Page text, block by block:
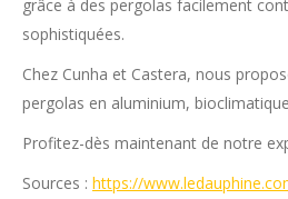
grâce à des pergolas facilement
sophistiquées.
Chez Cunha et Castera, nous
pergolas en aluminium,
Profitez-dès maintenant de notre
Sources : https://